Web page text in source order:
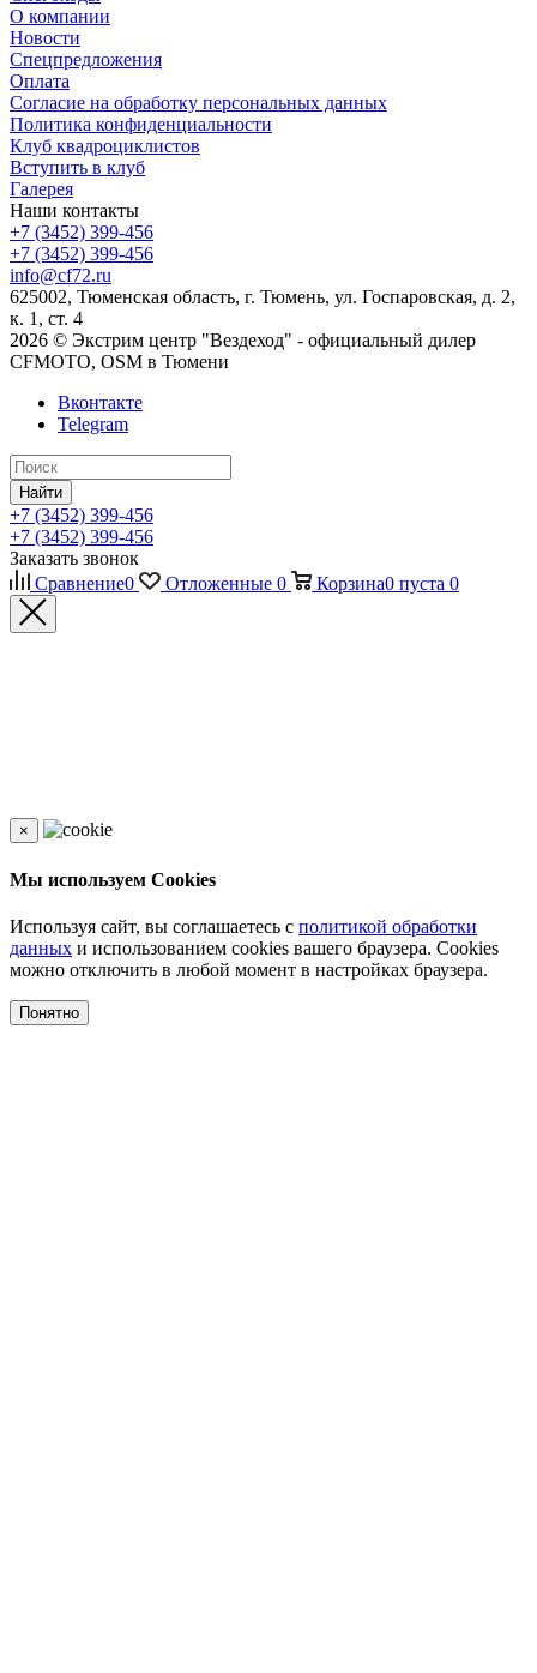
О компании
Новости
Спецпредложения
Оплата
Согласие на обработку персональных данных
Политика конфиденциальности
Клуб квадроциклистов
Вступить в клуб
Галерея
Наши контакты
+7 (3452) 399-456
+7 (3452) 399-456
info@cf72.ru
625002, Тюменская область, г. Тюмень, ул. Госпаровская, д. 2,
к. 1, ст. 4
2026 © Экстрим центр "Вездеход" - официальный дилер
CFMOTO, OSM в Тюмени
Вконтакте
Telegram
Найти
+7 (3452) 399-456
+7 (3452) 399-456
Заказать звонок
Сравнение0 Отложенные 0 Корзина0 пуста 0
×
Мы используем Cookies
Используя сайт, вы соглашаетесь с политикой обработки
данных и использованием cookies вашего браузера. Cookies
можно отключить в любой момент в настройках браузера.
Понятно